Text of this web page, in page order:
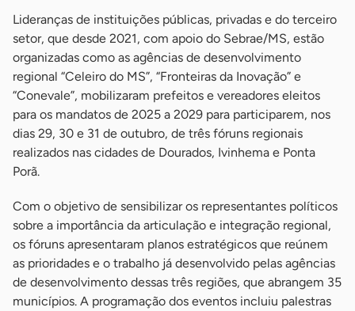
Lideranças de instituições públicas, privadas e do terceiro
setor, que desde 2021, com apoio do Sebrae/MS, estão
organizadas como as agências de desenvolvimento
regional “Celeiro do MS”, “Fronteiras da Inovação” e
“Conevale”, mobilizaram prefeitos e vereadores eleitos
para os mandatos de 2025 a 2029 para participarem, nos
dias 29, 30 e 31 de outubro, de três fóruns regionais
realizados nas cidades de Dourados, Ivinhema e Ponta
Porã.
Com o objetivo de sensibilizar os representantes políticos
sobre a importância da articulação e integração regional,
os fóruns apresentaram planos estratégicos que reúnem
as prioridades e o trabalho já desenvolvido pelas agências
de desenvolvimento dessas três regiões, que abrangem 35
municípios. A programação dos eventos incluiu palestras